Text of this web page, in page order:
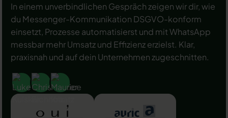
In einem unverbindlichen Gespräch zeigen wir dir, wie
du Messenger-Kommunikation DSGVO-konform
einsetzt, Prozesse automatisierst und mit WhatsApp
messbar mehr Umsatz und Effizienz erzielst. Klar,
praxisnah und auf dein Unternehmen zugeschnitten.